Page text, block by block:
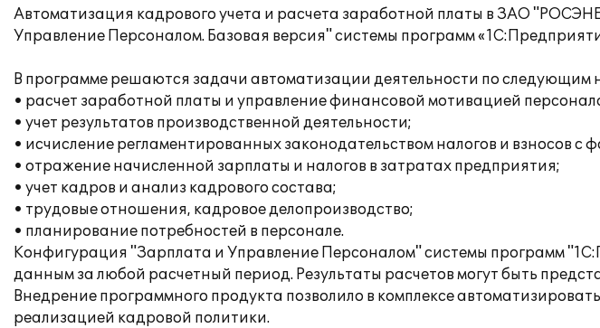
Автоматизация кадрового учета и расчета заработной платы в ЗАО
Управление Персоналом. Базовая версия" системы программ
В программе решаются задачи автоматизации деятельности по следующим
• расчет заработной платы и управление финансовой мотивацией
• учет результатов производственной деятельности;
• исчисление регламентированных законодательством налогов и взносов с
• отражение начисленной зарплаты и налогов в затратах предприятия;
• учет кадров и анализ кадрового состава;
• трудовые отношения, кадровое делопроизводство;
• планирование потребностей в персонале.
Конфигурация "Зарплата и Управление Персоналом" системы программ
данным за любой расчетный период. Результаты расчетов могут быть
Внедрение программного продукта позволило в комплексе
реализацией кадровой политики.